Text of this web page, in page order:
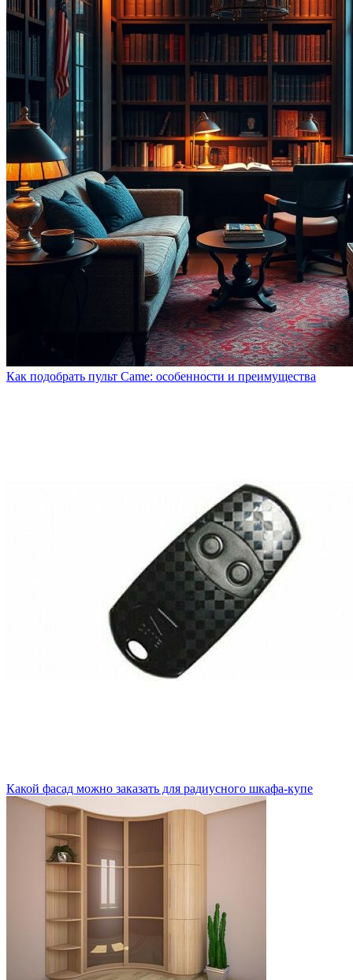
Как подобрать пульт Came: особенности и преимущества
Какой фасад можно заказать для радиусного шкафа-купе